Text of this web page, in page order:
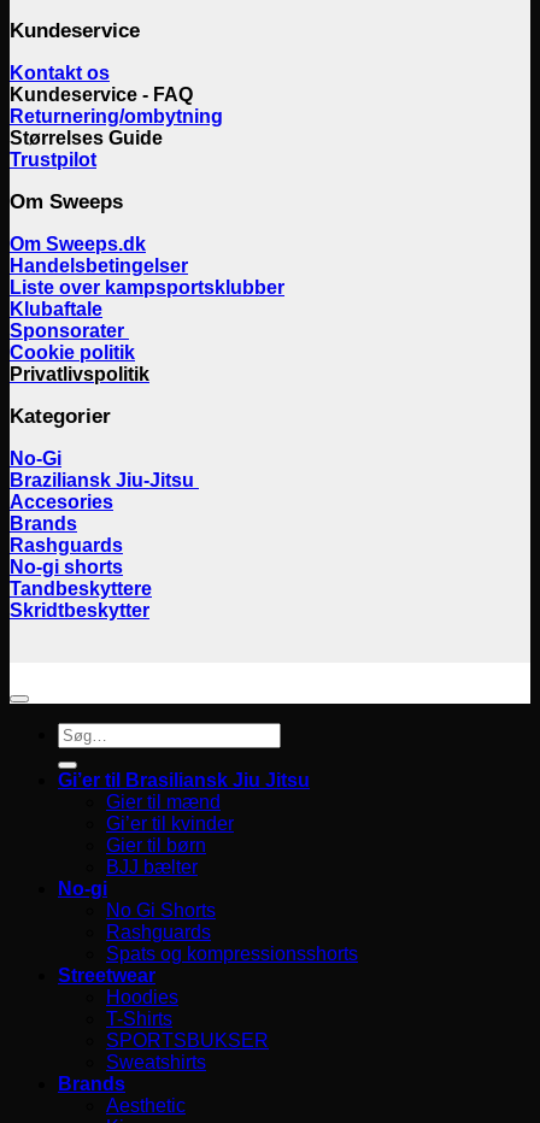
Kundeservice
Kontakt os
Kundeservice - FAQ
Returnering/ombytning
Størrelses Guide
Trustpilot
Om Sweeps
Om Sweeps.dk
Handelsbetingelser
Liste over kampsportsklubber
Klubaftale
Sponsorater
Cookie politik
Privatlivspolitik
Kategorier
No-Gi
Braziliansk Jiu-Jitsu
Accesories
Brands
Rashguards
No-gi shorts
Tandbeskyttere
Skridtbeskytter
Søg
efter:
Gi’er til Brasiliansk Jiu Jitsu
Gier til mænd
Gi’er til kvinder
Gier til børn
BJJ bælter
No-gi
No Gi Shorts
Rashguards
Spats og kompressionsshorts
Streetwear
Hoodies
T-Shirts
SPORTSBUKSER
Sweatshirts
Brands
Aesthetic